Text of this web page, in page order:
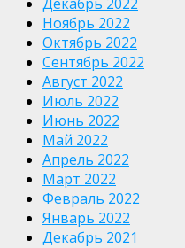
Ноябрь 2022
Октябрь 2022
Сентябрь 2022
Август 2022
Июль 2022
Июнь 2022
Май 2022
Апрель 2022
Март 2022
Февраль 2022
Январь 2022
Декабрь 2021